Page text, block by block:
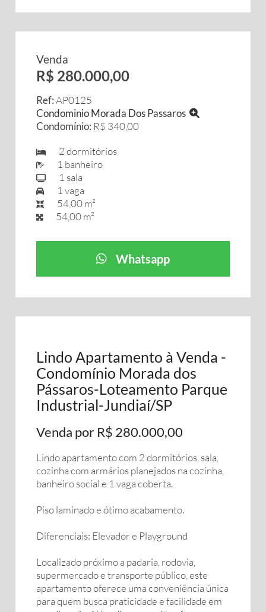
Venda
R$ 280.000,00
Ref:AP0125
Condominio Morada Dos Passaros
Condomínio: R$ 340,00
2 dormitórios
1 banheiro
1 sala
1 vaga
54,00 m²
54,00 m²
Whatsapp
Lindo Apartamento à Venda -
Condomínio Morada dos
Pássaros-Loteamento Parque
Industrial-Jundiaí/SP
Venda por R$ 280.000,00
Lindo apartamento com 2 dormitórios, sala,
cozinha com armários planejados na cozinha,
banheiro social e 1 vaga coberta.
Piso laminado e ótimo acabamento.
Diferenciais: Elevador e Playground
Localizado próximo a padaria, rodovia,
supermercado e transporte público, este
apartamento oferece uma conveniência única
para quem busca praticidade e facilidade em